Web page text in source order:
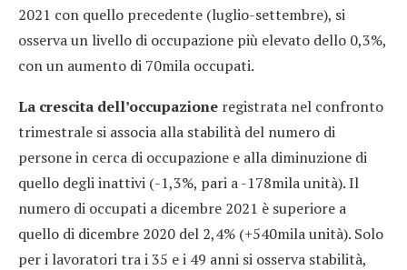
2021 con quello precedente (luglio-settembre), si
osserva un livello di occupazione più elevato dello 0,3%,
con un aumento di 70mila occupati.
La crescita dell’occupazione registrata nel confronto
trimestrale si associa alla stabilità del numero di
persone in cerca di occupazione e alla diminuzione di
quello degli inattivi (-1,3%, pari a -178mila unità). Il
numero di occupati a dicembre 2021 è superiore a
quello di dicembre 2020 del 2,4% (+540mila unità). Solo
per i lavoratori tra i 35 e i 49 anni si osserva stabilità,